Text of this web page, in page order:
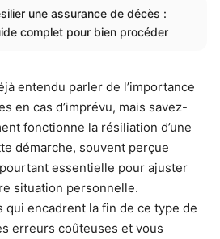
une assurance de décès :
complet pour bien procéder
entendu parler de l’importance
en cas d’imprévu, mais savez-
fonctionne la résiliation d’une
démarche, souvent perçue
essentielle pour ajuster
situation personnelle.
qui encadrent la fin de ce type de
erreurs coûteuses et vous